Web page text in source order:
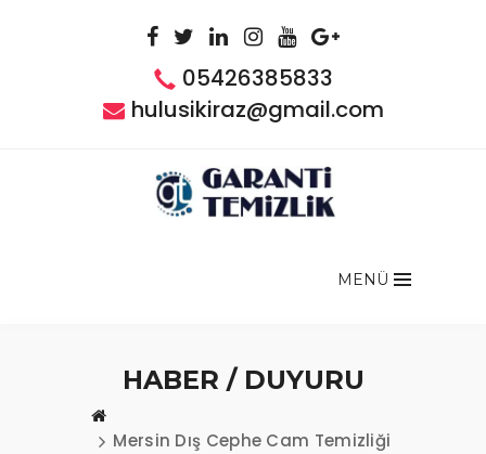
05426385833
hulusikiraz@gmail.com
MENÜ
HABER / DUYURU
Mersin Dış Cephe Cam Temizliği